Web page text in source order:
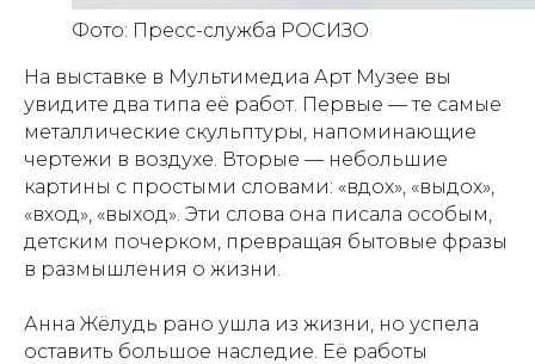
Фото: Пресс-служба РОСИЗО
На выставке в Мультимедиа Арт Музее вы
увидите два типа её работ. Первые — те самые
металлические скульптуры, напоминающие
чертежи в воздухе. Вторые — небольшие
картины с простыми словами: «вдох», «выдох»,
«вход», «выход». Эти слова она писала особым,
детским почерком, превращая бытовые фразы
в размышления о жизни.
Анна Жёлудь рано ушла из жизни, но успела
оставить большое наследие. Её работы